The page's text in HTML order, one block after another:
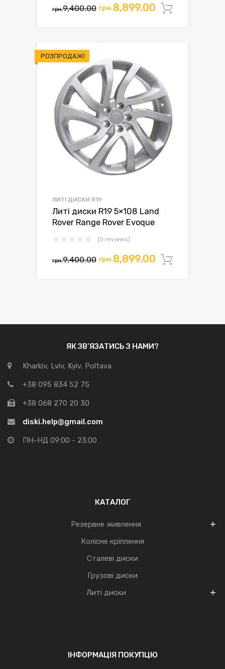
грн.9,400.00 Оригінальна
грн.8,899.00 Поточна
РОЗПРОДАЖ!
ЛИТІ ДИСКИ R19
Литі диски R19 5×108 Land
Rover Range Rover Evoque
(0 reviews)
грн.9,400.00 Оригінальна
грн.8,899.00 Поточна
ЯК ЗВ’ЯЗАТИСЬ З НАМИ?
Kharkiv, Lviv, Kyiv, Poltava
+38 095 834 52 75
+38 068 270 20 30
diski.help@gmail.com
ПН-НД 09:00 - 23:00
КАТАЛОГ
Резервне живлення
Колісне кріплення
Сталеві диски
Грузові диски
Литі диски
ІНФОРМАЦІЯ ПОКУПЦЮ